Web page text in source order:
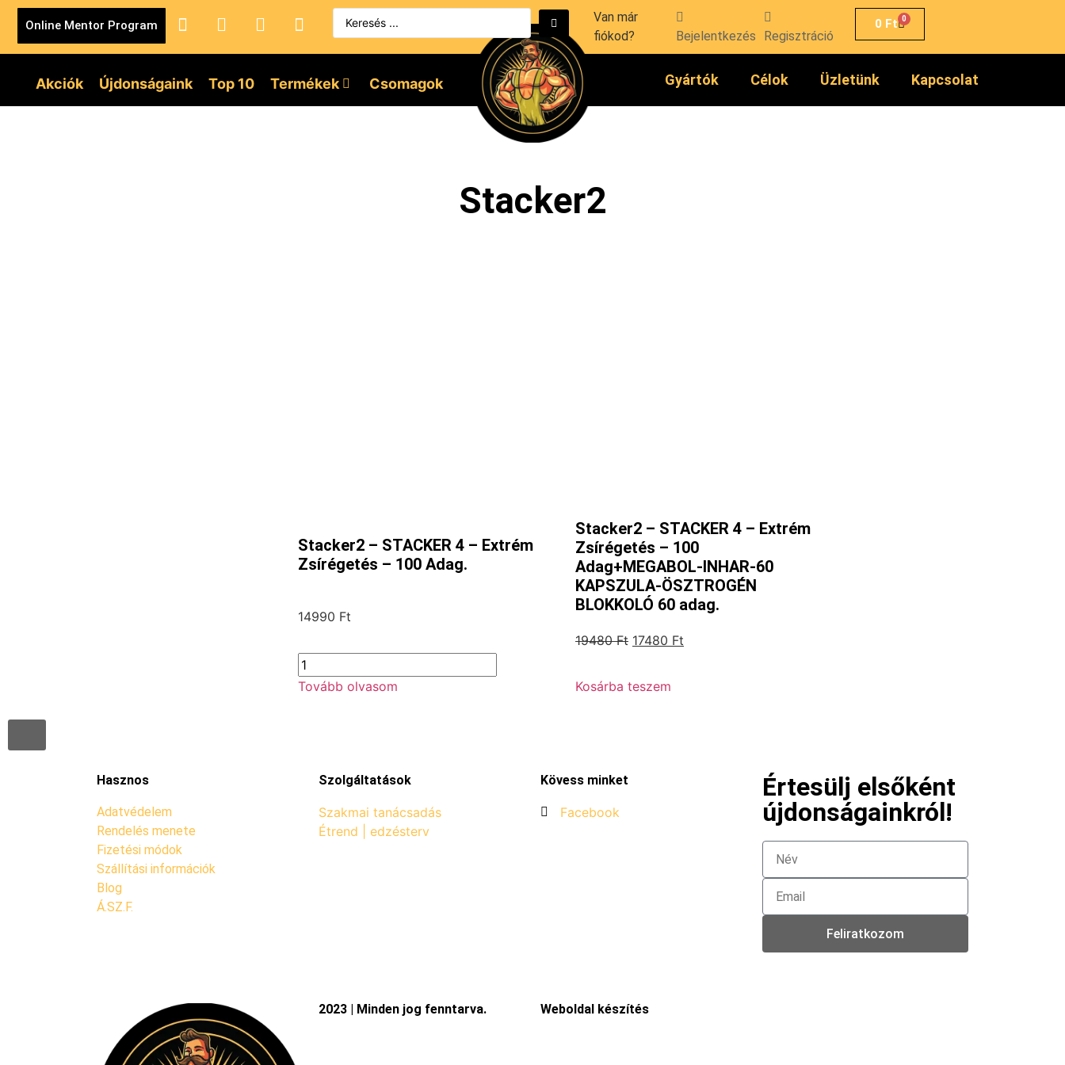
Online Mentor Program
Van már
fiókod?
Bejelentkezés Regisztráció
0 Ft 0
Akciók Újdonságaink Top 10 Termékek Csomagok Gyártók Célok Üzletünk Kapcsolat
Stacker2
Stacker2 – STACKER 4 – Extrém
Zsírégetés – 100 Adag.
14990 Ft
Tovább olvasom
Stacker2 – STACKER 4 – Extrém
Zsírégetés – 100
Adag+MEGABOL-INHAR-60
KAPSZULA-ÖSZTROGÉN
BLOKKOLÓ 60 adag.
19480Ft 17480 Ft
Kosárba teszem
Hasznos
Adatvédelem
Rendelés menete
Fizetési módok
Szállítási információk
Blog
Á.SZ.F.
Szolgáltatások
Szakmai tanácsadás
Étrend | edzésterv
Kövess minket
Facebook
Értesülj elsőként
újdonságainkról!
Feliratkozom
2023 | Minden jog fenntarva. Weboldal készítés